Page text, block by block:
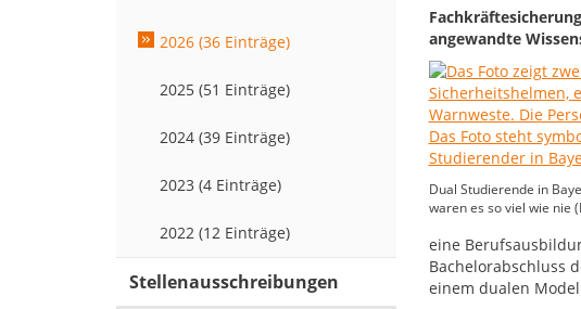
angewandte
Dual Studierende in
waren es so viel wie nie
eine
Bachelorabschluss
einem dualen
2026 (36 Einträge)
2025 (51 Einträge)
2024 (39 Einträge)
2023 (4 Einträge)
2022 (12 Einträge)
Stellenausschreibungen